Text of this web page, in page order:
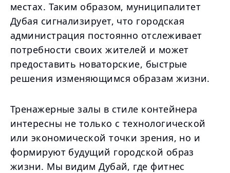
местах. Таким образом, муниципалитет
Дубая сигнализирует, что городская
администрация постоянно отслеживает
потребности своих жителей и может
предоставить новаторские, быстрые
решения изменяющимся образам жизни.
Тренажерные залы в стиле контейнера
интересны не только с технологической
или экономической точки зрения, но и
формируют будущий городской образ
жизни. Мы видим Дубай, где фитнес